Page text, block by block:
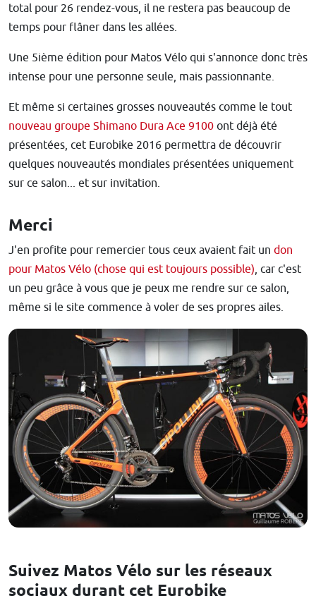
total pour 26 rendez-vous, il ne restera pas beaucoup de
temps pour flâner dans les allées.
Une 5ième édition pour Matos Vélo qui s'annonce donc très
intense pour une personne seule, mais passionnante.
Et même si certaines grosses nouveautés comme le tout
nouveau groupe Shimano Dura Ace 9100 ont déjà été
présentées, cet Eurobike 2016 permettra de découvrir
quelques nouveautés mondiales présentées uniquement
sur ce salon... et sur invitation.
Merci
J'en profite pour remercier tous ceux avaient fait un don
pour Matos Vélo (chose qui est toujours possible), car c'est
un peu grâce à vous que je peux me rendre sur ce salon,
même si le site commence à voler de ses propres ailes.
Suivez Matos Vélo sur les réseaux
sociaux durant cet Eurobike